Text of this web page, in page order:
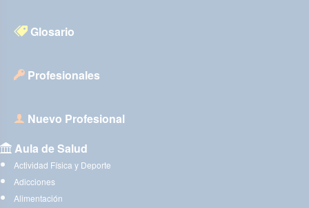
Glosario
Profesionales
Nuevo Profesional
Aula de Salud
Actividad Física y Deporte
Adicciones
Alimentación